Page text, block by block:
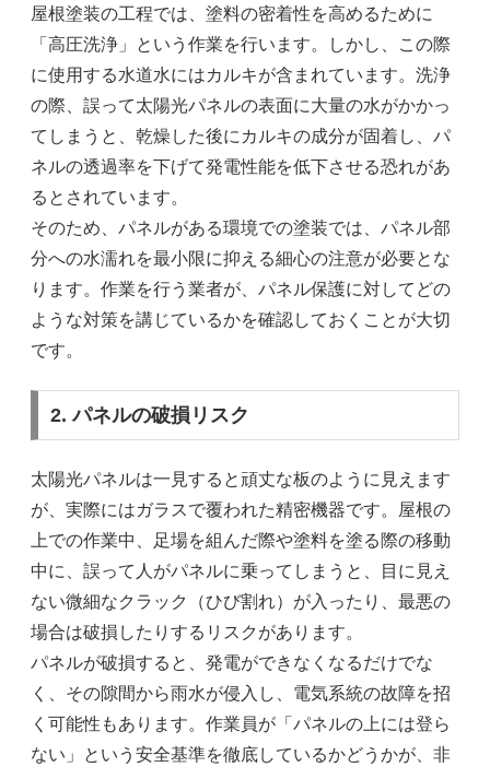
屋根塗装の工程では、塗料の密着性を高めるために
「高圧洗浄」という作業を行います。しかし、この際
に使用する水道水にはカルキが含まれています。洗浄
の際、誤って太陽光パネルの表面に大量の水がかかっ
てしまうと、乾燥した後にカルキの成分が固着し、パ
ネルの透過率を下げて発電性能を低下させる恐れがあ
るとされています。
そのため、パネルがある環境での塗装では、パネル部
分への水濡れを最小限に抑える細心の注意が必要とな
ります。作業を行う業者が、パネル保護に対してどの
ような対策を講じているかを確認しておくことが大切
です。
2. パネルの破損リスク
太陽光パネルは一見すると頑丈な板のように見えます
が、実際にはガラスで覆われた精密機器です。屋根の
上での作業中、足場を組んだ際や塗料を塗る際の移動
中に、誤って人がパネルに乗ってしまうと、目に見え
ない微細なクラック（ひび割れ）が入ったり、最悪の
場合は破損したりするリスクがあります。
パネルが破損すると、発電ができなくなるだけでな
く、その隙間から雨水が侵入し、電気系統の故障を招
く可能性もあります。作業員が「パネルの上には登ら
ない」という安全基準を徹底しているかどうかが、非